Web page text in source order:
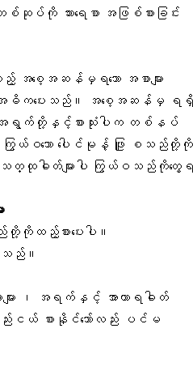
ကို သားရေစာ အဖြစ်စားခြင်း
စေ့အဆန်မှရသော အစာများ
ကပေးသည်။ အစေ့အဆန်မှ ရရှိ
သီးအရွက်တို့နှင့်စားသုံးပါက တစ်နပ်
ြွယ်ဝသော ပေါင်မုန့် ဖြူ စသည်တို့ကို
သတ္ထုဓါတ်များပါ ကြွယ်ဝသည်ကိုတွေ့ရ
စားပေးပါ။
သည်။
ာများ ၊ အရက်နှင့် အာဟာရဓါတ်
းငယ် စားနိုင်သော်လည်း ပင်မ